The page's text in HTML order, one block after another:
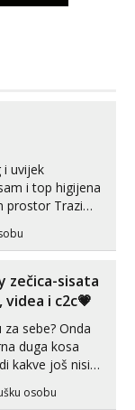
i uvijek
i top higijena
prostor Trazim
Erotsko rublje
zečica-sisata
i c2c💗
sebe? Onda
duga kosa
kakve još nisi
O usnama
pune usne
osobu